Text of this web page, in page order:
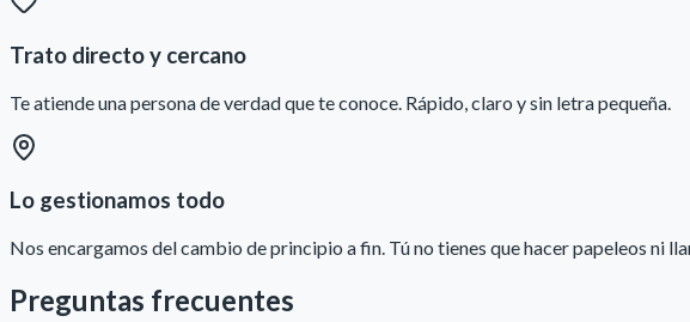
Trato directo y cercano
Te atiende una persona de verdad que te conoce. Rápido, claro y sin letra pequeña.
Lo gestionamos todo
Nos encargamos del cambio de principio a fin. Tú no tienes que hacer papeleos ni
Preguntas frecuentes